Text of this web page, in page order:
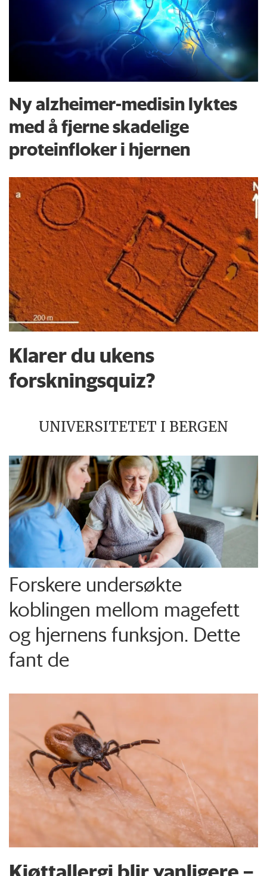
Ny alzheimer-medisin lyktes
med å fjerne skadelige
proteinfloker i hjernen
Klarer du ukens
forskningsquiz?
UNIVERSITETET I BERGEN
Forskere undersøkte
koblingen mellom magefett
og hjernens funksjon. Dette
fant de